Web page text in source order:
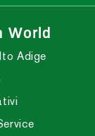
World
Adige